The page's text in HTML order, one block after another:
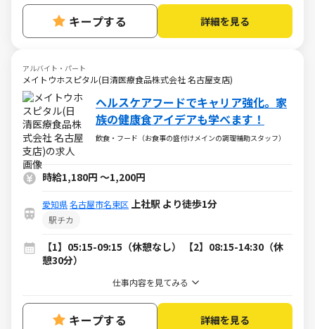
キープする 詳細を見る
アルバイト・パート
メイトウホスピタル(日清医療食品株式会社 名古屋支店)
ヘルスケアフードでキャリア強化。家
族の健康食アイデアも学べます！
飲食・フード（お食事の盛付けメインの調理補助スタッフ）
時給1,180円 ～1,200円
愛知県名古屋市名東区 上社駅 より徒歩1分
駅チカ
【1】05:15-09:15（休憩なし） 【2】08:15-14:30（休
憩30分）
仕事内容を見てみる
キープする 詳細を見る